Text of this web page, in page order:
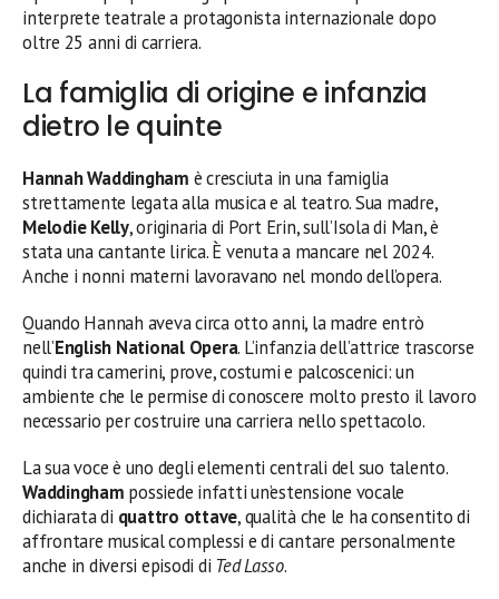
interprete teatrale a protagonista internazionale dopo
oltre 25 anni di carriera.
La famiglia di origine e infanzia
dietro le quinte
Hannah Waddingham è cresciuta in una famiglia
strettamente legata alla musica e al teatro. Sua madre,
Melodie Kelly, originaria di Port Erin, sull’Isola di Man, è
stata una cantante lirica. È venuta a mancare nel 2024.
Anche i nonni materni lavoravano nel mondo dell’opera.
Quando Hannah aveva circa otto anni, la madre entrò
nell’English National Opera. L’infanzia dell’attrice trascorse
quindi tra camerini, prove, costumi e palcoscenici: un
ambiente che le permise di conoscere molto presto il lavoro
necessario per costruire una carriera nello spettacolo.
La sua voce è uno degli elementi centrali del suo talento.
Waddingham possiede infatti un’estensione vocale
dichiarata di quattro ottave, qualità che le ha consentito di
affrontare musical complessi e di cantare personalmente
anche in diversi episodi di Ted Lasso.